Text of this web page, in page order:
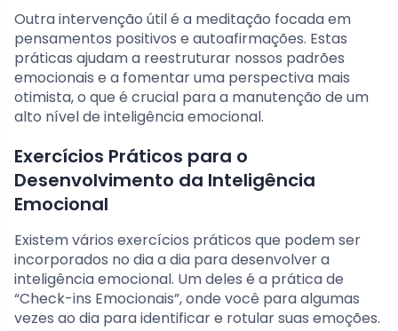
Outra intervenção útil é a meditação focada em
pensamentos positivos e autoafirmações. Estas
práticas ajudam a reestruturar nossos padrões
emocionais e a fomentar uma perspectiva mais
otimista, o que é crucial para a manutenção de um
alto nível de inteligência emocional.
Exercícios Práticos para o
Desenvolvimento da Inteligência
Emocional
Existem vários exercícios práticos que podem ser
incorporados no dia a dia para desenvolver a
inteligência emocional. Um deles é a prática de
“Check-ins Emocionais”, onde você para algumas
vezes ao dia para identificar e rotular suas emoções.